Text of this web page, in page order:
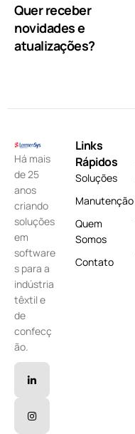
Quer receber
novidades e
atualizações?
Há mais
de 25
anos
criando
soluções
em
software
s para a
indústria
têxtil e
de
confecç
ão.
Links
Rápidos
Soluções
Manutenção
Quem
Somos
Contato